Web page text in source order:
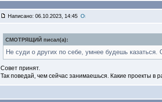
Написано: 06.10.2023, 14:45
СМОТРЯЩИЙ писал(a):
Не суди о других по себе, умнее будешь казаться.
Совет принят.
Так поведай, чем сейчас занимаешься. Какие проекты в